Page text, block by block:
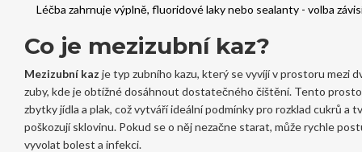
Léčba zahrnuje výplně, fluoridové laky nebo sealanty - volba
Co je mezizubní kaz?
Mezizubní kaz je typ zubního kazu, který se vyvíjí v prostoru mezi
zuby, kde je obtížné dosáhnout dostatečného čištění. Tento
zbytky jídla a plak, což vytváří ideální podmínky pro rozklad cukrů a
poškozují sklovinu.Pokud se o něj nezačne starat, může rychle
vyvolat bolest a infekci.